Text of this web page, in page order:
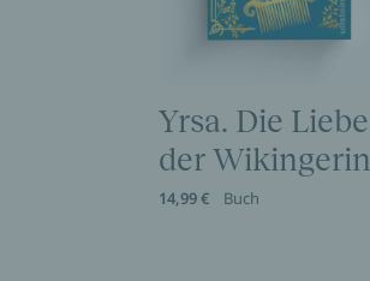
Yrsa. Die Liebe
der Wikingerin
14,99 € Buch